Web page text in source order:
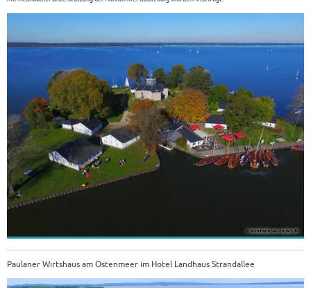
Paulaner Wirtshaus am Ostenmeer im Hotel Landhaus Strandallee